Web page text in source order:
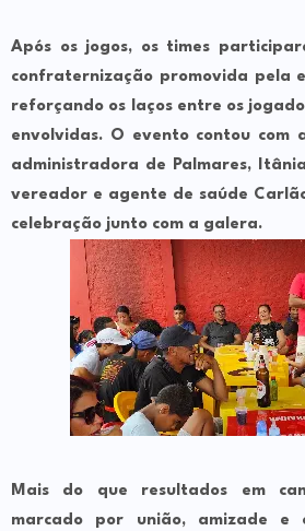
Após os jogos, os times
confraternização promovida pela
reforçando os laços entre os
envolvidas. O evento contou com
administradora de Palmares,
vereador e agente de saúde
celebração junto com a galera.
Mais do que resultados em
marcado por união, amizade e